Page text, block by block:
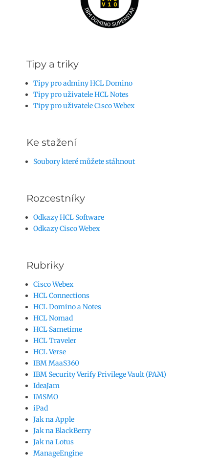
Tipy a triky
Tipy pro adminy HCL Domino
Tipy pro uživatele HCL Notes
Tipy pro uživatele Cisco Webex
Ke stažení
Soubory které můžete stáhnout
Rozcestníky
Odkazy HCL Software
Odkazy Cisco Webex
Rubriky
Cisco Webex
HCL Connections
HCL Domino a Notes
HCL Nomad
HCL Sametime
HCL Traveler
HCL Verse
IBM MaaS360
IBM Security Verify Privilege Vault (PAM)
IdeaJam
IMSMO
iPad
Jak na Apple
Jak na BlackBerry
Jak na Lotus
ManageEngine